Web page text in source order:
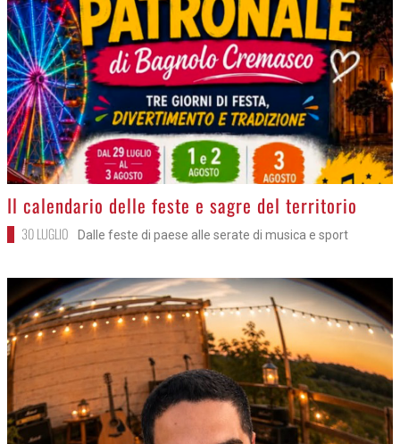
>
Il calendario delle feste e sagre del territorio
30 LUGLIO Dalle feste di paese alle serate di musica e sport